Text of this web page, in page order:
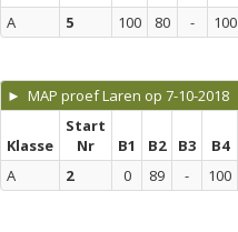
A
5 100 80 - 100
► MAP proef Laren op 7-10-2018
Klasse
Start
Nr
B1 B2 B3 B4
A
2 0 89 - 100